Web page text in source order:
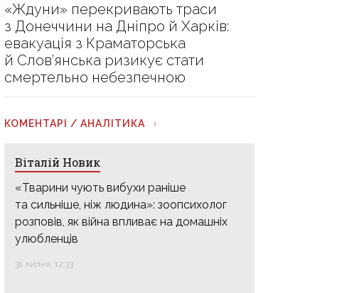
«Ждуни» перекривають траси
з Донеччини на Дніпро й Харків:
евакуація з Краматорська
й Слов’янська ризикує стати
смертельно небезпечною
КОМЕНТАРІ / АНАЛІТИКА
Віталій Новик
«Тварини чують вибухи раніше
та сильніше, ніж людина»: зоопсихолог
розповів, як війна впливає на домашніх
улюбленців
31 липня, 12:33